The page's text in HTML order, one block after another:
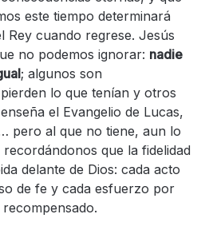
este tiempo determinará
Rey cuando regrese. Jesús
no podemos ignorar: nadie
; algunos son
lo que tenían y otros
el Evangelio de Lucas,
pero al que no tiene, aun lo
recordándonos que la fidelidad
delante de Dios: cada acto
de fe y cada esfuerzo por